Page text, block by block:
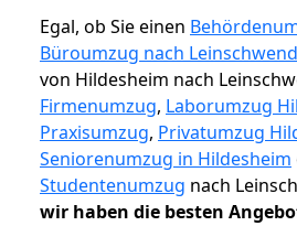
Egal, ob Sie einen
Büroumzug nach
von Hildesheim nach
Firmenumzug, Laborumzug
Praxisumzug, Privatumzug
Seniorenumzug in Hildesheim
Studentenumzug nach
wir haben die besten